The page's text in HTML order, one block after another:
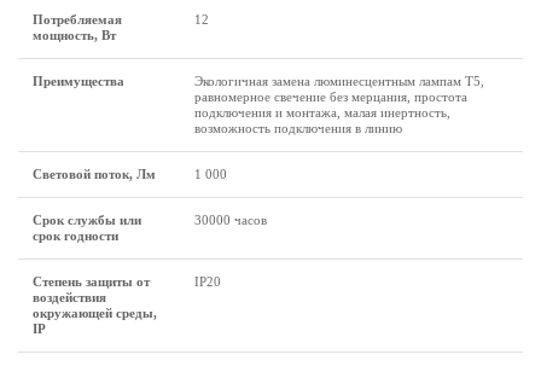
Потребляемая
мощность, Вт
12
Преимущества
Экологичная замена люминесцентным лампам Т5,
равномерное свечение без мерцания, простота
подключения и монтажа, малая инертность,
возможность подключения в линию
Световой поток, Лм 1 000
Срок службы или
срок годности
30000 часов
Степень защиты от
воздействия
окружающей среды,
IP
IP20